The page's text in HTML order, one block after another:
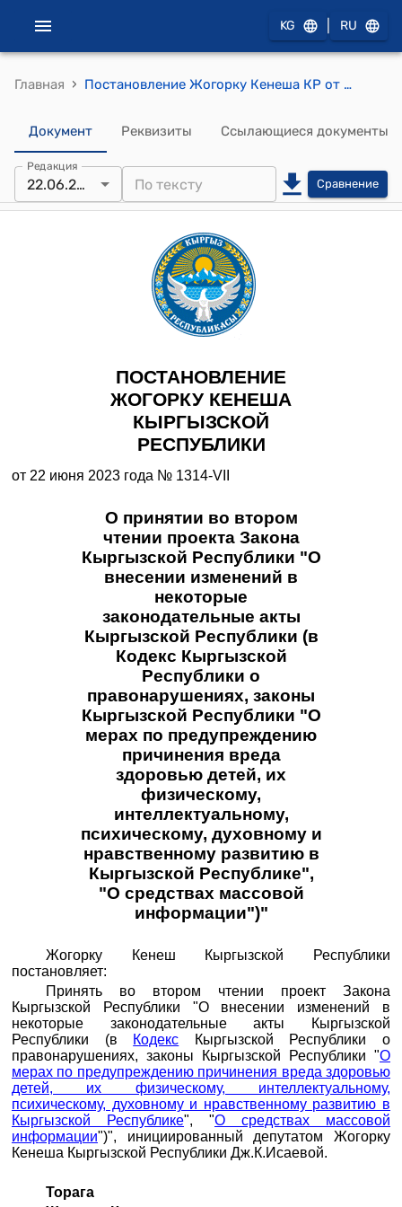
KG RU
Главная › Постановление Жогорку Кенеша КР от 22 июня 2023 года № 1314-VII "О принятии во втором чтении проекта Закона Кыргызской Республики "О внесении изменений в некоторые законодательные акты Кыргызской Республики (в Кодекс Кыргызской Республики о правонарушениях, законы Кыргызской Республики "О мерах по предупреждению причинения вреда здоровью детей, их физическому, интеллектуальному, психическому, духовному и нравственному развитию в Кыргызской Республике", "О средствах массовой информации")""
Документ Реквизиты Ссылающиеся документы
Редакция
22.06.2023 Сравнение